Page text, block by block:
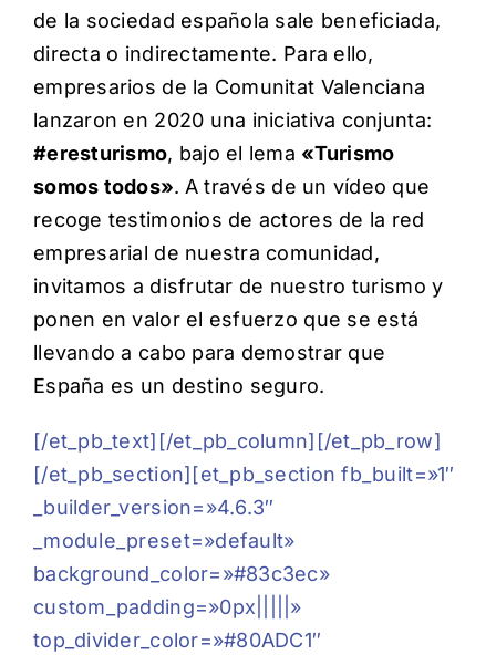
de la sociedad española sale beneficiada,
directa o indirectamente. Para ello,
empresarios de la Comunitat Valenciana
lanzaron en 2020 una iniciativa conjunta:
#eresturismo, bajo el lema «Turismo
somos todos». A través de un vídeo que
recoge testimonios de actores de la red
empresarial de nuestra comunidad,
invitamos a disfrutar de nuestro turismo y
ponen en valor el esfuerzo que se está
llevando a cabo para demostrar que
España es un destino seguro.
[/et_pb_text][/et_pb_column][/et_pb_row]
[/et_pb_section][et_pb_section fb_built=»1″
_builder_version=»4.6.3″
_module_preset=»default»
background_color=»#83c3ec»
custom_padding=»0px|||||»
top_divider_color=»#80ADC1″